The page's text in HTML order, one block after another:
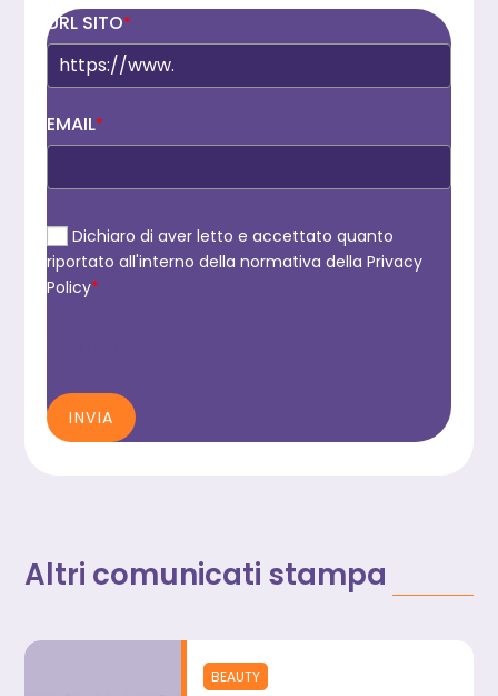
URL SITO*
EMAIL*
Dichiaro di aver letto e accettato quanto
riportato all'interno della normativa della Privacy
Policy*
INVIA
Altri comunicati stampa
BEAUTY